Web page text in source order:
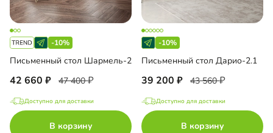
-10%
Письменный стол Шармель-2
42 660 47 400
Доступно для доставки
В корзину
-10%
Письменный стол Дарио-2.1
39 200 43 560
Доступно для доставки
В корзину